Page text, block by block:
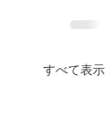
すべて表示